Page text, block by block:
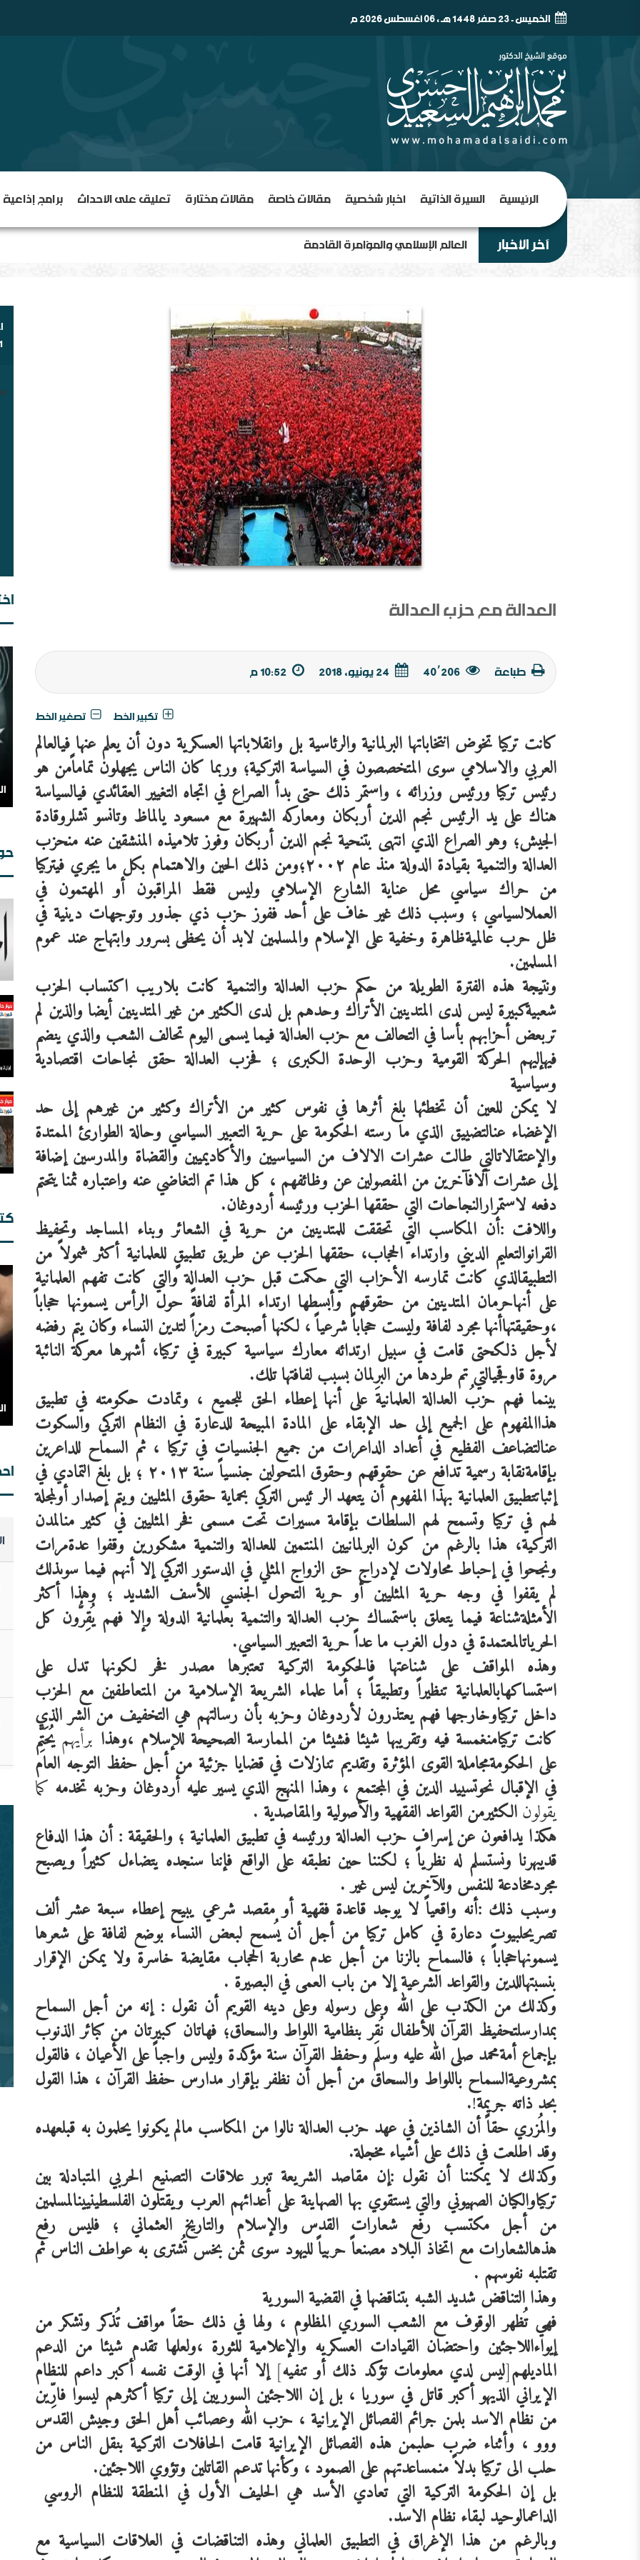
الخميس - 23 صفر 1448 هـ , 06 أغسطس 2026 م
الرئيسية السيرة الذاتية أخبار شخصية مقالات خاصة مقالات مختارة تعليق على الأحداث برامج إذاعية
آخر الأخبار العالم الإسلامي والمؤامرة القادمة
العدالة مع حزب العدالة
طباعة 40٬206
تكبير الخط تصغير الخط
كانتتركياتخوضانتخاباتهاالبرلمانيةوالرئاسيةبل وانقلاباتهاالعسكريةدونأنيعلمعنهافيالعالم
العربي والاسلاميسوىالمتخصصونفيالسياسةالتركية؛ وربما كانالناسيجهلونتماماًمنهو
رئيستركيا ورئيس وزرائه ، واستمرذلكحتىبدأالصراعفياتجاهالتغييرالعقائديفيالسياسة
هناك على يد الرئيس نجم الدين أربكان ومعاركه الشهيرةمع مسعود يالماظ وتانسوتشلروقادة
الجيش؛ وهوالصراعالذيانتهى بتنحيةنجمالدينأربكانوفوزتلاميذهالمنشقينعنهمنحزب
العدالةوالتنميةبقيادةالدولة منذعام ٢٠٠٢؛ومن ذلك الحين والاهتمام بكلمايجريفيتركيا
من حراك سياسي محل عناية الشارع الإسلامي وليس فقط المراقبون أو المهتمون في
العملالسياسي ؛ وسبب ذلك غير خافعلى أحد ففوزحزب ذي جذور وتوجهات دينيةفي
ظلحرب عالميةظاهرة وخفيةعلى الإسلام والمسلمين لابدأن يحظىبسروروابتهاجعند عموم
المسلمين.
ونتيجة هذه الفترة الطويلة من حكم حزب العدالة والتنمية كانت بلاريب اكتساب الحزب
شعبيةكبيرةليسلدىالمتدينينالأتراك وحدهمبللدىالكثيرمنغيرالمتدينينأيضاوالذين لم
تربعضأحزابهمبأسافيالتحالفمعحزبالعدالةفيمايسمىاليومتحالفالشعبوالذيينضم
فيهإليهم الحركة القومية وحزب الوحدة الكبرى ؛ فحزب العدالة حقق نجاحات اقتصادية
وسياسية
لا يمكن للعين أن تخطئها بلغ أثرها في نفوس كثير من الأتراك وكثير من غيرهم إلى حد
الإغضاء عنالتضييق الذي ما رسته الحكومةعلى حريةالتعبيرالسياسي وحالة الطوارئ الممتدة
والإعتقالاتالتي طالت عشرات الالاف من السياسيين والأكاديميين والقضاة والمدرسين إضافة
إلىعشراتآلافآخرينمنالمفصولينعنوظائفهم، كلهذاتمالتغاضيعنهواعتبارهثمنايتحتم
دفعهلاستمرارالنجاحاتالتيحققهاالحزبورئيسهأردوغان.
واللافت :أن المكاسب التي تحققت للمتدينين من حرية في الشعائر وبناء المساجد وتحفيظ
القرانوالتعليم الديني وارتداء الحجاب، حققها الحزب عن طريق تطبيقٍ للعلمانية أكثر شمولاًمن
التطبيقالذي كانت تمارسه الأحزاب التي حكمت قبل حزب العدالةوالتي كانت تفهم العلمانية
على أنهاحرمان المتدينين من حقوقهم وأبسطها ارتداء المرأة لفافةً حول الرأس يسمونها حجاباً
،وحقيقتهاأنهامجردلفافةوليستحجاباًشرعياً،لكنهاأصبحترمزاًلتدينالنساءوكانيتم رفضه
لأجل ذلكحتى قامت في سبيل ارتدائه معارك سياسية كبيرة في تركيا، أشهرها معركة النائبة
مروةقاوقجيالتيتمطردهامنالبرلمانبسببلفافتهاتلك.
بينما فهم حزبُ العدالة العلمانيةَ على أنها إعطاء الحق للجميع ، وتمادت حكومته في تطبيق
هذاالمفهوم على الجميع إلى حد الإبقاء على المادة المبيحة للدعارة في النظام التركي والسكوت
عنالتضاعف الفظيع في أعداد الداعرات من جميع الجنسيات في تركيا ، ثم السماح للداعرين
بإقامةنقابةرسميةتدافععنحقوقهم وحقوقالمتحولين جنسياًسنة٢٠١٣ ؛بلبلغالتماديفي
إثباتتطبيقالعلمانيةبهذاالمفهومأنيتعهدالرئيسالتركي بحمايةحقوقالمثليينويتمإصدارأولمجلة
لهم في تركيا وتسمح لهم السلطات بإقامة مسيرات تحت مسمى فخر المثليين في كثير منالمدن
التركية، هذا بالرغم من كون البرلمانيين المنتمين للعدالة والتنمية مشكورين وقفوا عدةمرات
ونجحوافيإحباطمحاولاتلإدراجحقالزواجالمثليفيالدستورالتركيإلاأنهمفيماسوىذلك
لم يقفوا في وجه حرية المثليين أو حرية التحول الجنسي للأسف الشديد ؛ وهذا أكثر
الأمثلةشناعة فيما يتعلق باستمساك حزب العدالة والتنمية بعلمانية الدولة وإلا فهم يُقِرُّون كل
الحرياتالمعتمدةفيدولالغربماعداًحريةالتعبيرالسياسي.
وهذه المواقف على شناعتها فالحكومة التركية تعتبرها مصدر فخر لكونها تدل على
استمساكهابالعلمانية تنظيراً وتطبيقاً ؛ أما علماء الشريعة الإسلامية من المتعاطفين مع الحزب
داخلتركياوخارجهافهميعتذرون لأردوغان وحزبهبأن رسالتهم هيالتخفيف منالشرالذي
كانت تركيامنغمسةفيه وتقريبها شيئا فشيئا من الممارسةالصحيحةللإسلام ،وهذا برأيهميُحَتِّم
على الحكومةمجاملةالقوى المؤثرة وتقديم تنازلاتفيقضايا جزئيةمنأجلحفظ التوجه العام
في الإقبال نحوتسييد الدينفي المجتمع ،وهذا المنهج الذي يسيرعليه أردوغان وحزبه تخدمه كما
يقولونالكثيرمنالقواعدالفقهيةوالأصوليةوالمقاصدية.
هكذايدافعونعنإسرافحزبالعدالةورئيسهفيتطبيقالعلمانية؛ والحقيقة:أنهذاالدفاع
قديبهرنا ونستسلم له نظرياً ؛ لكننا حين نطبقه على الواقع فإننا سنجده يتضاءل كثيراً ويصبح
مجردمخادعةللنفسوللآخرينليسغير.
وسبب ذلك :أنه واقعياً لا يوجد قاعدة فقهية أو مقصد شرعي يبيح إعطاء سبعة عشر ألف
تصريحلبيوت دعارة في كامل تركيا من أجل أن يُسمح لبعض النساء بوضع لفافة على شعرها
يسمونهاحجاباً ؛ فالسماح بالزنا من أجل عدم محاربة الحجاب مقايضة خاسرة ولا يمكن الإقرار
بنسبتهاللدينوالقواعدالشرعيةإلامنبابالعمىفيالبصيرة .
وكذلك من الكذب على الله وعلى رسوله وعلى دينه القويم أن نقول : إنه من أجل السماح
بمدارسلتحفيظ القرآنللأطفال نُقِربنظاميةاللواط والسحاق؛ فهاتان كبيرتان منكبائرالذنوب
بإجماعأمةمحمدصلىاللهعليهوسلموحفظالقرآنسنةمؤكدةوليسواجباًعلىالأعيان،فالقول
بمشروعيةالسماحباللواط والسحاقمنأجلأننظفربإقرارمدارسحفظالقرآن ، هذاالقول
بحدذاتهجريمة!.
والمُزريحقاًأنالشاذينفيعهدحزبالعدالةنالوامنالمكاسبمالميكونوايحلمونبهقبلعهده
وقداطلعتفيذلكعلىأشياءمخجلة.
وكذلك لا يمكننا أن نقول :إن مقاصد الشريعة تبرر علاقات التصنيع الحربي المتبادلة بين
تركياوالكيانالصهيوني والتييستقوي بهاالصهاينةعلىأعدائهمالعرب ويقتلونالفلسطينيينالمسلمين
من أجل مكتسب رفع شعارات القدس والإسلام والتاريخ العثماني ؛ فليس رفع
هذهالشعاراتمعاتخاذالبلادمصنعاًحربياًلليهود سوىثمنبخستُشترىبهعواطفالناسثم
تقتلبهنفوسهم .
وهذاالتناقضشديدالشبهبتناقضهافيالقضيةالسورية
فهي تُظهر الوقوف مع الشعب السوري المظلوم ، ولها في ذلك حقاً مواقف تُذكر وتشكر من
إيواءاللاجئين واحتضان القيادات العسكريه والإعلامية للثورة ،ولعلها تقدم شيئا من الدعم
الماديلهم[ليس لدي معلومات تؤكد ذلك أوتنفيه]إلا أنهافي الوقت نفسه أكبرداعم للنظام
الإيراني الذيهوأكبرقاتل في سوريا ، بل إن اللاجئين السوريينإلى تركياأكثرهم ليسوا فارِّين
مننظامالاسدبلمنجرائمالفصائلالإيرانية، حزبالله وعصائبأهلالحق وجيشالقدس
ووو ، وأثناء ضرب حلبمن هذه الفصائل الإيرانية قامت الحافلات التركية بنقل الناس من
حلبالىتركيابدلاًمنمساعدتهمعلىالصمود ، وكأنهاتدعمالقاتلينوتؤوياللاجئين.
بل إن الحكومة التركية التي تعادي الأسد هي الحليف الأول في المنطقة للنظام الروسي
الداعمالوحيدلبقاءنظامالاسد.
وبالرغم من هذا الإغراق في التطبيق العلماني وهذه التناقضات في العلاقات السياسية مع